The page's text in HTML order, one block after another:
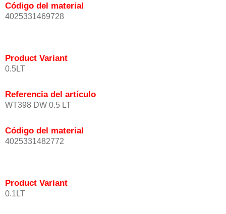
Código del material
4025331469728
Product Variant
0.5LT
Referencia del artículo
WT398 DW 0.5 LT
Código del material
4025331482772
Product Variant
0.1LT